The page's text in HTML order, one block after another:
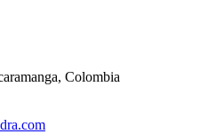
Colombia